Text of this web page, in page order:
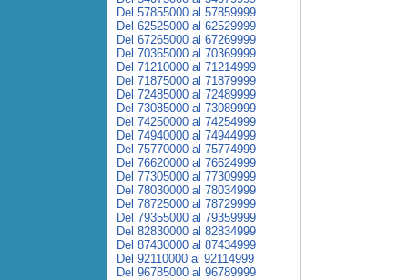
Del 57855000 al 57859999
Del 62525000 al 62529999
Del 67265000 al 67269999
Del 70365000 al 70369999
Del 71210000 al 71214999
Del 71875000 al 71879999
Del 72485000 al 72489999
Del 73085000 al 73089999
Del 74250000 al 74254999
Del 74940000 al 74944999
Del 75770000 al 75774999
Del 76620000 al 76624999
Del 77305000 al 77309999
Del 78030000 al 78034999
Del 78725000 al 78729999
Del 79355000 al 79359999
Del 82830000 al 82834999
Del 87430000 al 87434999
Del 92110000 al 92114999
Del 96785000 al 96789999